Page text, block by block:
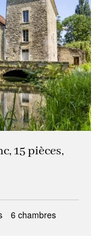
15 pièces,
6 chambres